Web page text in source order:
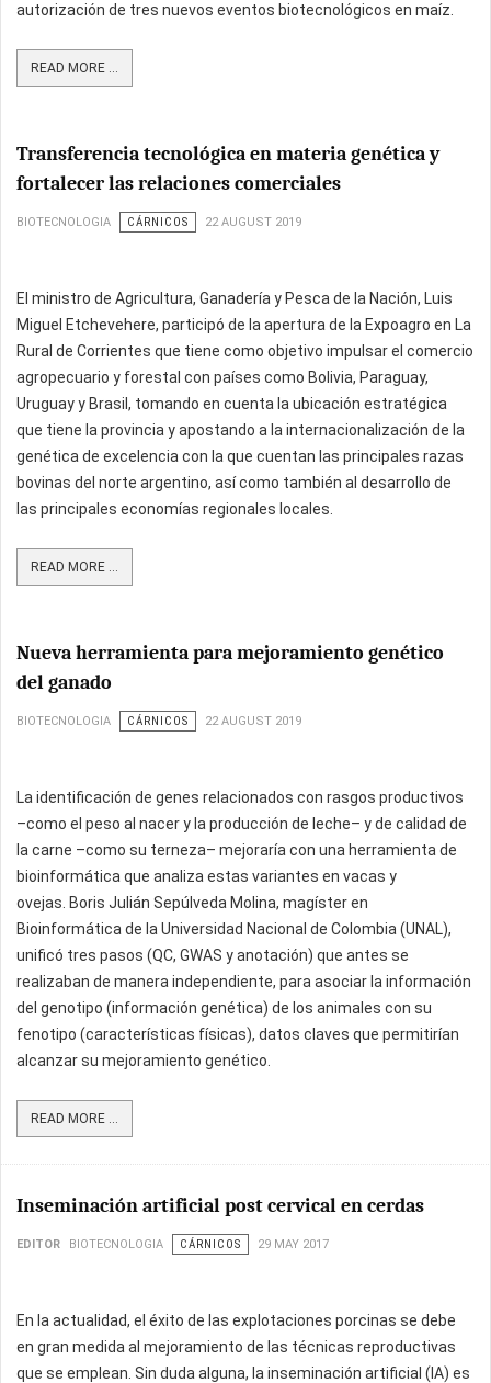
autorización de tres nuevos eventos biotecnológicos en maíz.
READ MORE ...
Transferencia tecnológica en materia genética y
fortalecer las relaciones comerciales
BIOTECNOLOGIA CÁRNICOS 22 AUGUST 2019
El ministro de Agricultura, Ganadería y Pesca de la Nación, Luis
Miguel Etchevehere, participó de la apertura de la Expoagro en La
Rural de Corrientes que tiene como objetivo impulsar el comercio
agropecuario y forestal con países como Bolivia, Paraguay,
Uruguay y Brasil, tomando en cuenta la ubicación estratégica
que tiene la provincia y apostando a la internacionalización de la
genética de excelencia con la que cuentan las principales razas
bovinas del norte argentino, así como también al desarrollo de
las principales economías regionales locales.
READ MORE ...
Nueva herramienta para mejoramiento genético
del ganado
BIOTECNOLOGIA CÁRNICOS 22 AUGUST 2019
La identificación de genes relacionados con rasgos productivos
–como el peso al nacer y la producción de leche– y de calidad de
la carne –como su terneza– mejoraría con una herramienta de
bioinformática que analiza estas variantes en vacas y
ovejas. Boris Julián Sepúlveda Molina, magíster en
Bioinformática de la Universidad Nacional de Colombia (UNAL),
unificó tres pasos (QC, GWAS y anotación) que antes se
realizaban de manera independiente, para asociar la información
del genotipo (información genética) de los animales con su
fenotipo (características físicas), datos claves que permitirían
alcanzar su mejoramiento genético.
READ MORE ...
Inseminación artificial post cervical en cerdas
EDITOR BIOTECNOLOGIA CÁRNICOS 29 MAY 2017
En la actualidad, el éxito de las explotaciones porcinas se debe
en gran medida al mejoramiento de las técnicas reproductivas
que se emplean. Sin duda alguna, la inseminación artificial (IA) es